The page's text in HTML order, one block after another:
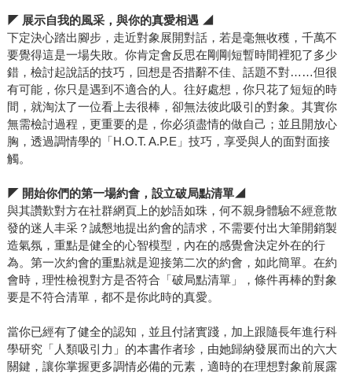
◤ 展示自我的風采，與你的真愛相遇 ◢
下定決心踏出腳步，走近對象展開對話，若是毫無收穫，千萬不
要覺得這是一場失敗。你肯定會反思在剛剛短暫時間裡犯了多少
錯，檢討起說話的技巧，回想是否措辭不佳、話題不對……但很
有可能，你只是遇到不適合的人。往好處想，你只花了短短的時
間，就淘汰了一位看上去很棒，卻無法彼此吸引的對象。其實你
無需檢討過程，更重要的是，你必須盡情的做自己；並且開放心
胸，透過調情學的「H.O.T. A.P.E」技巧，享受與人的面對面接
觸。
◤ 開始你們的第一場約會，設立破局點清單◢
與其讚歎對方在社群網頁上的妙語如珠，何不親身體驗不經意散
發的迷人丰采？誠懇地提出約會的請求，不需要付出大筆開銷製
造氣氛，重點是健全的心智模型，內在的感覺會決定外在的行
為。第一次約會的重點就是迎接第二次的約會，如此簡單。在約
會時，理性檢視對方是否符合「破局點清單」，條件再棒的對象
要是不符合清單，都不是你此時的真愛。
當你已經有了健全的認知，並且付諸實踐，加上跟隨長年進行科
學研究「人類吸引力」的本書作者珍，由她歸納發展而出的六大
關鍵，讓你掌握更多調情必備的元素，適時的在理想對象前展露